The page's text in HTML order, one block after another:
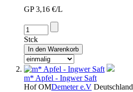
GP 3,16 €/L
Stck
m* Apfel - Ingwer Saft
Hof OMDemeter e.V Deutschland